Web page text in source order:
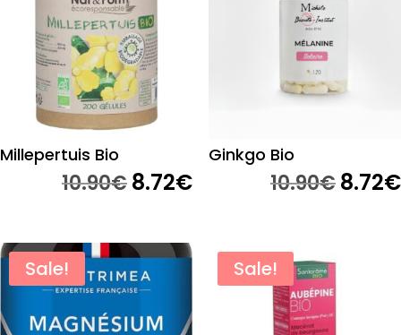
Millepertuis Bio
10.90€Original
10.90€.
8.72€Current
8.72€.
Ginkgo Bio
10.90€8.72€
Sale! Sale!